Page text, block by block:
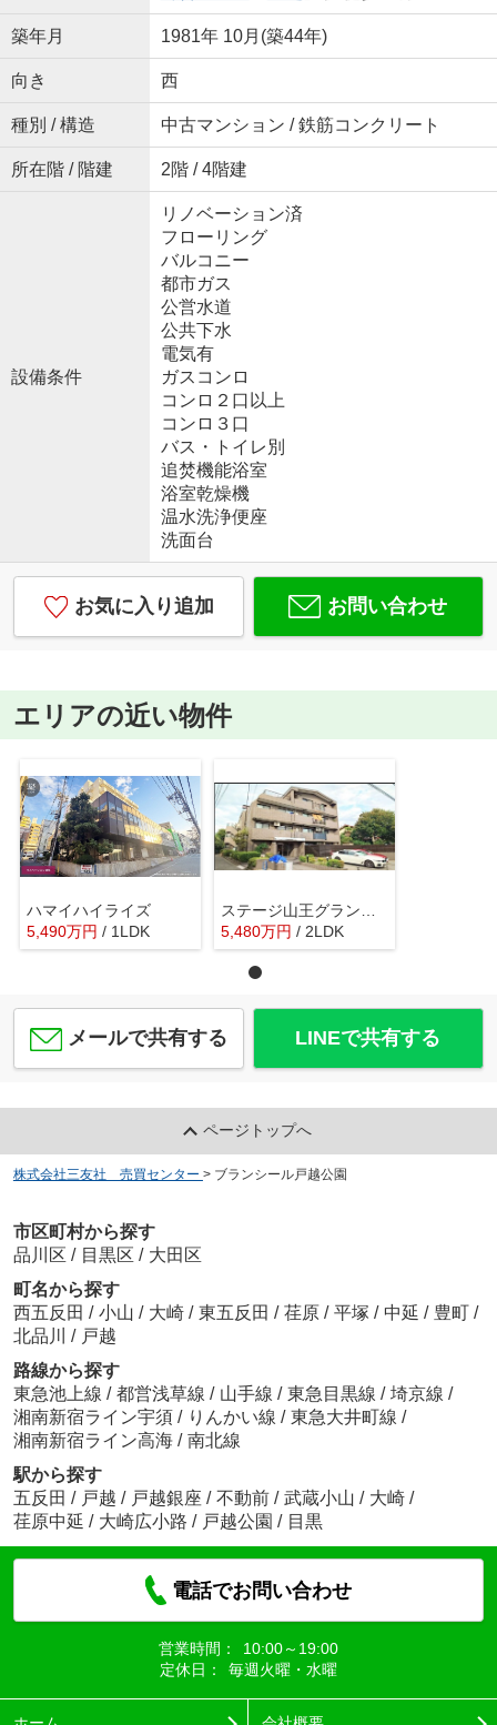
築年月 1981年 10月(築44年)
向き 西
種別 / 構造 中古マンション / 鉄筋コンクリート
所在階 / 階建 2階 / 4階建
設備条件
リノベーション済
フローリング
バルコニー
都市ガス
公営水道
公共下水
電気有
ガスコンロ
コンロ２口以上
コンロ３口
バス・トイレ別
追焚機能浴室
浴室乾燥機
温水洗浄便座
洗面台
お気に入り追加 お問い合わせ
エリアの近い物件
ハマイハイライズ
5,490万円 / 1LDK
5,480万円 / 2LDK
メールで共有する LINEで共有する
ページトップへ
株式会社三友社 売買センター > ブランシール戸越公園
市区町村から探す
品川区 / 目黒区 / 大田区
町名から探す
西五反田 / 小山 / 大崎 / 東五反田 / 荏原 / 平塚 / 中延 / 豊町 /
北品川 / 戸越
路線から探す
東急池上線 / 都営浅草線 / 山手線 / 東急目黒線 / 埼京線 /
湘南新宿ライン宇須 / りんかい線 / 東急大井町線 /
湘南新宿ライン高海 / 南北線
駅から探す
五反田 / 戸越 / 戸越銀座 / 不動前 / 武蔵小山 / 大崎 /
荏原中延 / 大崎広小路 / 戸越公園 / 目黒
電話でお問い合わせ
営業時間：
10:00～19:00
定休日：
毎週火曜・水曜